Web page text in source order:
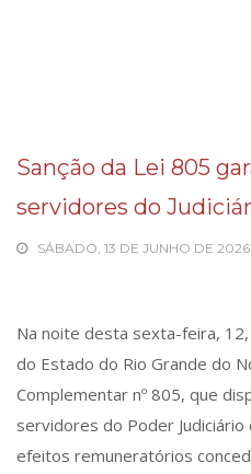
Sanção da Lei 805
servidores do
SÁBADO, 13 DE JUNHO DE 2026.
Na noite desta sexta-feira,
do Estado do Rio Grande do
Complementar nº 805, que
servidores do Poder
efeitos remuneratórios